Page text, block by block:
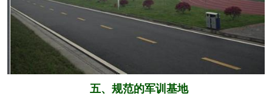
五、规范的军训基地